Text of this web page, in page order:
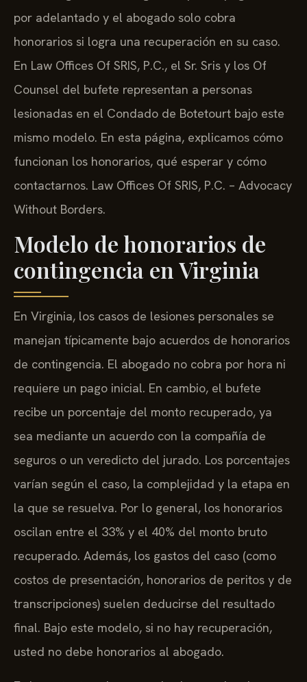
por adelantado y el abogado solo cobra
honorarios si logra una recuperación en su caso.
En Law Offices Of SRIS, P.C., el Sr. Sris y los Of
Counsel del bufete representan a personas
lesionadas en el Condado de Botetourt bajo este
mismo modelo. En esta página, explicamos cómo
funcionan los honorarios, qué esperar y cómo
contactarnos. Law Offices Of SRIS, P.C. – Advocacy
Without Borders.
Modelo de honorarios de
contingencia en Virginia
En Virginia, los casos de lesiones personales se
manejan típicamente bajo acuerdos de honorarios
de contingencia. El abogado no cobra por hora ni
requiere un pago inicial. En cambio, el bufete
recibe un porcentaje del monto recuperado, ya
sea mediante un acuerdo con la compañía de
seguros o un veredicto del jurado. Los porcentajes
varían según el caso, la complejidad y la etapa en
la que se resuelva. Por lo general, los honorarios
oscilan entre el 33% y el 40% del monto bruto
recuperado. Además, los gastos del caso (como
costos de presentación, honorarios de peritos y de
transcripciones) suelen deducirse del resultado
final. Bajo este modelo, si no hay recuperación,
usted no debe honorarios al abogado.